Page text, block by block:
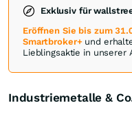
Exklusiv für
Eröffnen Sie bis zum
Smartbroker+und
Lieblingsaktie in unserer
Industriemetalle &